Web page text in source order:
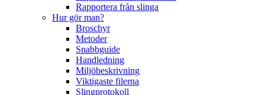
Rapportera från slinga
Hur gör man?
Broschyr
Metoder
Snabbguide
Handledning
Miljöbeskrivning
Viktigaste filerna
Slingprotokoll